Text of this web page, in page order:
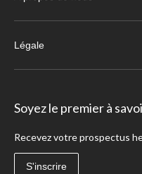
Légale
Soyez le premier à
Recevez votre prospectus
S'inscrire